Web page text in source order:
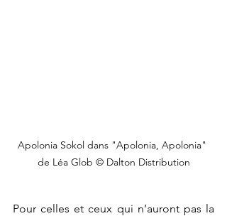
Apolonia Sokol dans "Apolonia, Apolonia"
de Léa Glob © Dalton Distribution
Pour celles et ceux qui n’auront pas la